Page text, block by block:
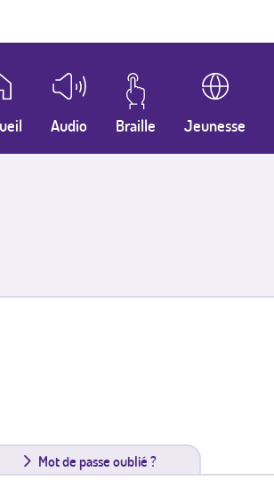
Audio Braille Jeunesse
Mot de passe oublié ?